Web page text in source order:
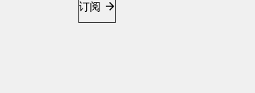
订阅